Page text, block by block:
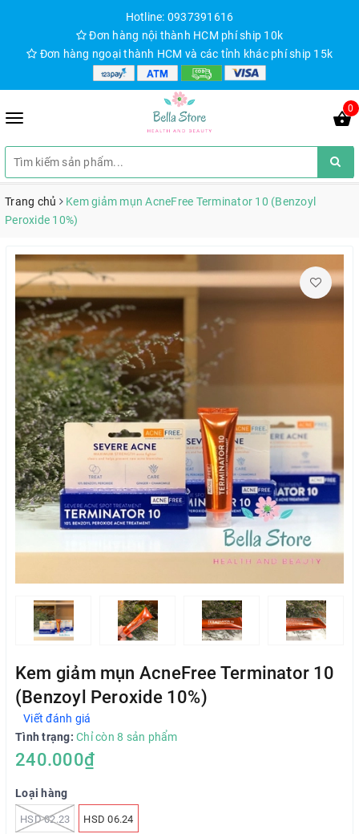
Hotline: 0937391616
Đơn hàng nội thành HCM phí ship 10k
Đơn hàng ngoại thành HCM và các tỉnh khác phí ship 15k
0
Trang chủ
Kem giảm mụn AcneFree Terminator 10 (Benzoyl
Peroxide 10%)
Kem giảm mụn AcneFree Terminator 10
(Benzoyl Peroxide 10%)
Viết đánh giá
Tình trạng: Chỉ còn 8 sản phẩm
240.000₫
Loại hàng
HSD 02.23 HSD 06.24